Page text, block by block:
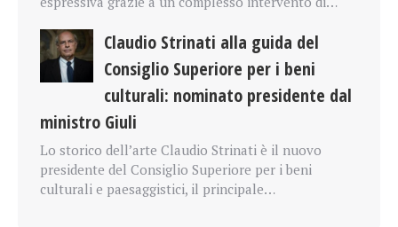
Claudio Strinati alla guida del
Consiglio Superiore per i beni
culturali: nominato presidente dal
ministro Giuli
Lo storico dell’arte Claudio Strinati è il nuovo
presidente del Consiglio Superiore per i beni
culturali e paesaggistici, il principale…